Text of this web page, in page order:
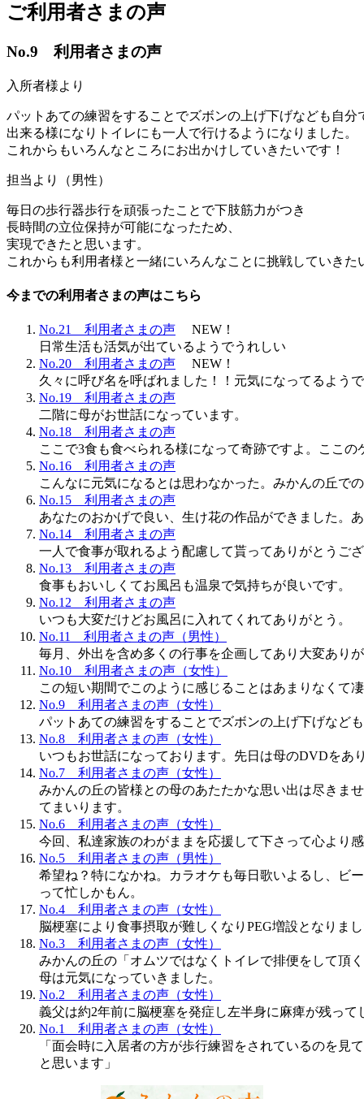
ご利用者さまの声
No.9 利用者さまの声
入所者様より
パットあての練習をすることでズボンの上げ下げなども自分
出来る様になりトイレにも一人で行けるようになりました。
これからもいろんなところにお出かけしていきたいです！
担当より（男性）
毎日の歩行器歩行を頑張ったことで下肢筋力がつき
長時間の立位保持が可能になったため、
実現できたと思います。
これからも利用者様と一緒にいろんなことに挑戦していきた
今までの利用者さまの声はこちら
No.21 利用者さまの声
NEW！
日常生活も活気が出ているようでうれしい
No.20 利用者さまの声
NEW！
久々に呼び名を呼ばれました！！元気になってるよう
No.19 利用者さまの声
二階に母がお世話になっています。
No.18 利用者さまの声
ここで3食も食べられる様になって奇跡ですよ。ここの
No.16 利用者さまの声
こんなに元気になるとは思わなかった。みかんの丘で
No.15 利用者さまの声
あなたのおかげで良い、生け花の作品ができました。あ
No.14 利用者さまの声
一人で食事が取れるよう配慮して貰ってありがとうご
No.13 利用者さまの声
食事もおいしくてお風呂も温泉で気持ちが良いです。
No.12 利用者さまの声
いつも大変だけどお風呂に入れてくれてありがとう。
No.11 利用者さまの声（男性）
毎月、外出を含め多くの行事を企画してあり大変ありが
No.10 利用者さまの声（女性）
この短い期間でこのように感じることはあまりなくて
No.9 利用者さまの声（女性）
パットあての練習をすることでズボンの上げ下げなど
No.8 利用者さまの声（女性）
いつもお世話になっております。先日は母のDVDをあ
No.7 利用者さまの声（女性）
みかんの丘の皆様との母のあたたかな思い出は尽きま
てまいります。
No.6 利用者さまの声（女性）
今回、私達家族のわがままを応援して下さって心より
No.5 利用者さまの声（男性）
希望ね？特になかね。カラオケも毎日歌いよるし、ビ
って忙しかもん。
No.4 利用者さまの声（女性）
脳梗塞により食事摂取が難しくなりPEG増設となりま
No.3 利用者さまの声（女性）
みかんの丘の「オムツではなくトイレで排便をして頂
母は元気になっていきました。
No.2 利用者さまの声（女性）
義父は約2年前に脳梗塞を発症し左半身に麻痺が残っ
No.1 利用者さまの声（女性）
「面会時に入居者の方が歩行練習をされているのを
と思います」